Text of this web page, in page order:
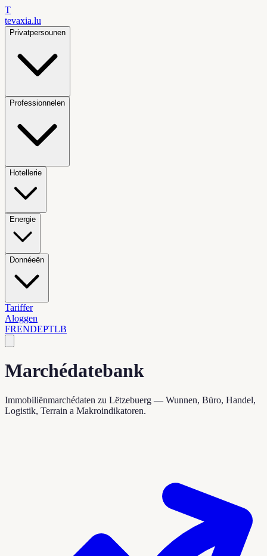
T
tevaxia.lu
Privatpersounen
Professionnelen
Hotellerie
Energie
Donnéeën
Tariffer
Aloggen
FRENDEPTLB
Marchédatebank
Immobiliënmarchédaten zu Lëtzebuerg — Wunnen, Büro, Handel,
Logistik, Terrain a Makroindikatoren.